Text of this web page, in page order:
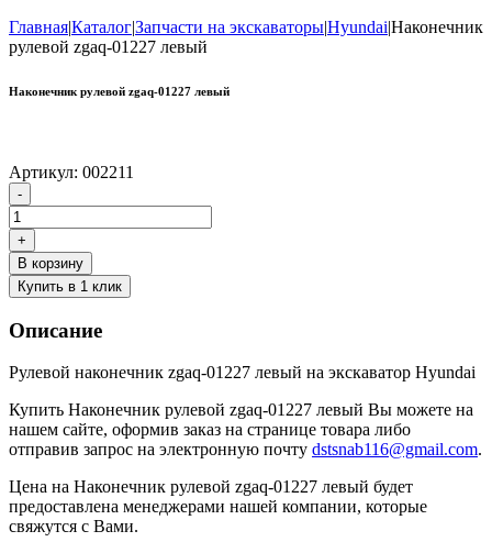
Главная|Каталог|Запчасти на экскаваторы|Hyundai|Наконечник
рулевой zgaq-01227 левый
Наконечник рулевой zgaq-01227 левый
Артикул: 002211
Количество
товара
Наконечник
рулевой
zgaq-
01227
-
+
В корзину
Купить в 1 клик
Описание
Рулевой наконечник zgaq-01227 левый на экскаватор Hyundai
Купить Наконечник рулевой zgaq-01227 левый Вы можете на
нашем сайте, оформив заказ на странице товара либо
отправив запрос на электронную почту dstsnab116@gmail.com.
Цена на Наконечник рулевой zgaq-01227 левый будет
предоставлена менеджерами нашей компании, которые
свяжутся с Вами.